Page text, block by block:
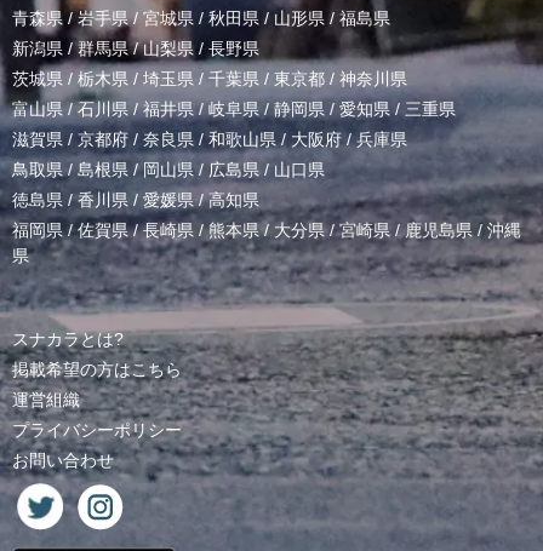
青森県 / 岩手県/ 宮城県 / 秋田県 / 山形県/ 福島県
新潟県 /群馬県/山梨県 / 長野県
茨城県 / 栃木県 / 埼玉県 / 千葉県 / 東京都 / 神奈川県
富山県 /石川県/福井県/岐阜県 / 静岡県 / 愛知県 / 三重県
滋賀県 / 京都府 / 奈良県 / 和歌山県/ 大阪府 /兵庫県
鳥取県/ 島根県 /岡山県/ 広島県 / 山口県
徳島県 /香川県 / 愛媛県/高知県
福岡県/佐賀県/長崎県 /熊本県/ 大分県/宮崎県 /鹿児島県 / 沖縄
県
スナカラとは?
掲載希望の方はこちら
運営組織
プライバシーポリシー
お問い合わせ